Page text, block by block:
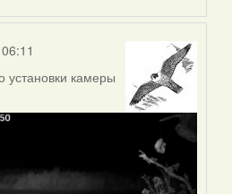
установки камеры